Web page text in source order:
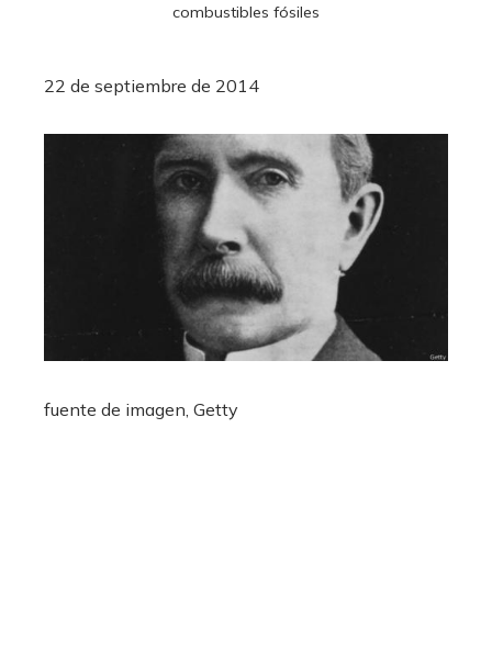
combustibles fósiles
22 de septiembre de 2014
fuente de imagen, Getty